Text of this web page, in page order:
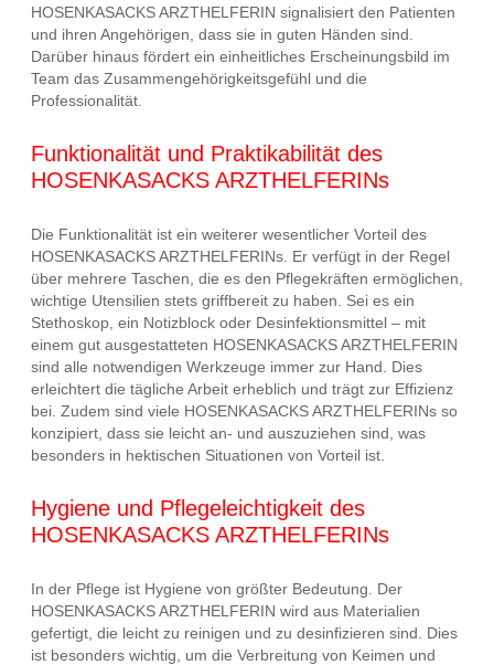
HOSENKASACKS ARZTHELFERIN signalisiert den Patienten
und ihren Angehörigen, dass sie in guten Händen sind.
Darüber hinaus fördert ein einheitliches Erscheinungsbild im
Team das Zusammengehörigkeitsgefühl und die
Professionalität.
Funktionalität und Praktikabilität des
HOSENKASACKS ARZTHELFERINs
Die Funktionalität ist ein weiterer wesentlicher Vorteil des
HOSENKASACKS ARZTHELFERINs. Er verfügt in der Regel
über mehrere Taschen, die es den Pflegekräften ermöglichen,
wichtige Utensilien stets griffbereit zu haben. Sei es ein
Stethoskop, ein Notizblock oder Desinfektionsmittel – mit
einem gut ausgestatteten HOSENKASACKS ARZTHELFERIN
sind alle notwendigen Werkzeuge immer zur Hand. Dies
erleichtert die tägliche Arbeit erheblich und trägt zur Effizienz
bei. Zudem sind viele HOSENKASACKS ARZTHELFERINs so
konzipiert, dass sie leicht an- und auszuziehen sind, was
besonders in hektischen Situationen von Vorteil ist.
Hygiene und Pflegeleichtigkeit des
HOSENKASACKS ARZTHELFERINs
In der Pflege ist Hygiene von größter Bedeutung. Der
HOSENKASACKS ARZTHELFERIN wird aus Materialien
gefertigt, die leicht zu reinigen und zu desinfizieren sind. Dies
ist besonders wichtig, um die Verbreitung von Keimen und